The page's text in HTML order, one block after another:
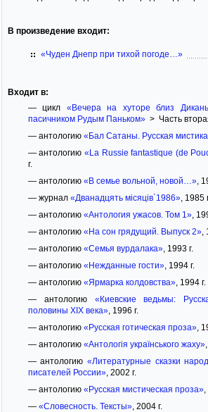
В произведение входит:
«Чуден Днепр при тихой погоде…»
Входит в:
— цикл «Вечера на хуторе близ
пасичником Рудым Паньком»> Часть
— антологию «Бал Сатаны. Русская
— антологию «La Russie fantastique (de
г.
— антологию «В семье вольной, новой…»,
— журнал «Дванадцять місяців`1986», 1985
— антологию «Антология ужасов. Том 1»,
— антологию «На сон грядущий. Выпуск 2»,
— антологию «Семья вурдалака», 1993 г.
— антологию «Нежданные гости», 1994 г.
— антологию «Ярмарка колдовства», 1994 г.
— антологию «Киевские ведьмы:
половины XIX века», 1996 г.
— антологию «Русская готическая проза»,
— антологию «Антологія українського жаху»
— антологию«Литературные сказки
писателей России», 2002 г.
— антологию «Русская мистическая проза»,
— «Словесность. Тексты», 2004 г.